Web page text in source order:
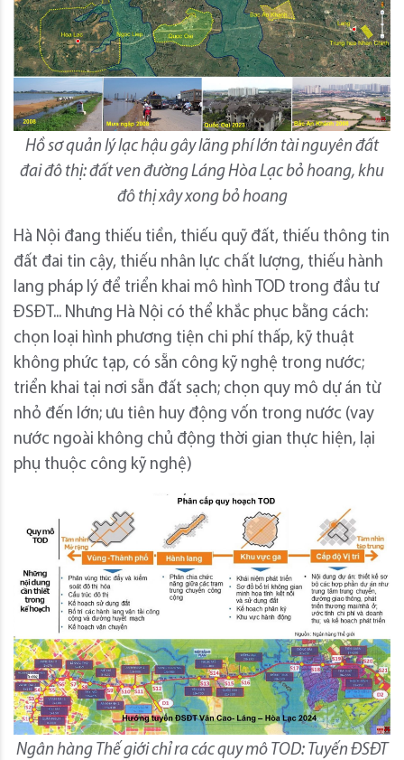
Hồ sơ quản lý lạc hậu gây lãng phí lớn tài nguyên đất
đai đô thị: đất ven đường Láng Hòa Lạc bỏ hoang, khu
đô thị xây xong bỏ hoang
Hà Nội đang thiếu tiền, thiếu quỹ đất, thiếu thông tin
đất đai tin cậy, thiếu nhân lực chất lượng, thiếu hành
lang pháp lý để triển khai mô hình TOD trong đầu tư
ĐSĐT... Nhưng Hà Nội có thể khắc phục bằng cách:
chọn loại hình phương tiện chi phí thấp, kỹ thuật
không phức tạp, có sẵn công kỹ nghệ trong nước;
triển khai tại nơi sẵn đất sạch; chọn quy mô dự án từ
nhỏ đến lớn; ưu tiên huy động vốn trong nước (vay
nước ngoài không chủ động thời gian thực hiện, lại
phụ thuộc công kỹ nghệ)
Ngân hàng Thế giới chỉ ra các quy mô TOD: Tuyến ĐSĐT